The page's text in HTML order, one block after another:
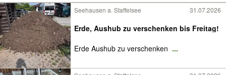
Seehausen a. Staffelsee 31.07.2026
Erde, Aushub zu verschenken bis Freitag!
Erde Aushub zu verschenken ...